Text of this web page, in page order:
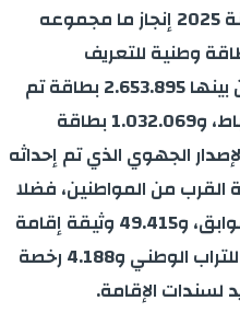
وفي المجمل، فقد تم خلال سنة 2025 إنجاز ما مجموعه
ملايين و685 ألف و964 بطاقة وطنية للتعريف
الإلكترونية من الجيل الجديد، من بينها 2.653.895 بطاقة تم
إنتاجها بمركز الإصدار بمدينة الرباط، و1.032.069 بطاقة
الجهوي الذي تم إحداثه
من المواطنين، فضلا
عن إصدار 1.575.431 بطاقة للسوابق، و49.415 وثيقة إقامة
للأجانب، و24.798 تأشيرة ولوج للتراب الوطني و4.188 رخصة
لسندات الإقامة.